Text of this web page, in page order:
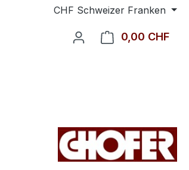
CHF Schweizer Franken
0,00 CHF